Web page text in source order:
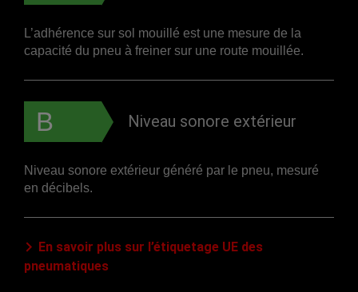
L’adhérence sur sol mouillé est une mesure de la
capacité du pneu à freiner sur une route mouillée.
B Niveau sonore extérieur
Niveau sonore extérieur généré par le pneu, mesuré
en décibels.
En savoir plus sur l’étiquetage UE des
pneumatiques